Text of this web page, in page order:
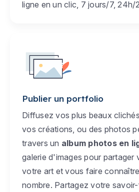
ligne en un clic, 7 jours/7, 24h/
Publier un portfolio
Diffusez vos plus beaux
vos créations, ou des photos
travers un album photos en
galerie d'images pour partager
votre art et vous faire
nombre. Partagez votre